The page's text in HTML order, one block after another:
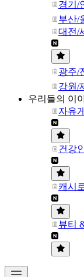
경기/
부산/
대전/
광주/
강원/
우리들의 이
자유
건강
캐시
뷰티